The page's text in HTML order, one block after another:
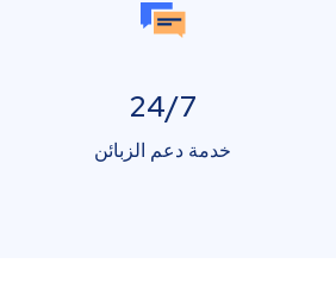
24/7
خدمة دعم الزبائن